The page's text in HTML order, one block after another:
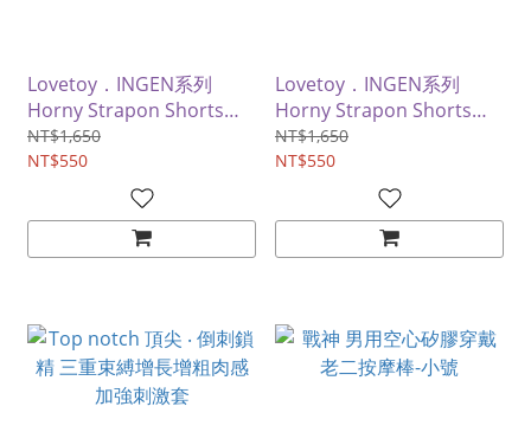
Lovetoy．INGEN系列
Horny Strapon Shorts舒
適透氣挖空露臀穿戴褲-M
NT$1,650
NT$550
Lovetoy．INGEN系列
Horny Strapon Shorts舒
適透氣挖空露臀穿戴褲-S
NT$1,650
NT$550